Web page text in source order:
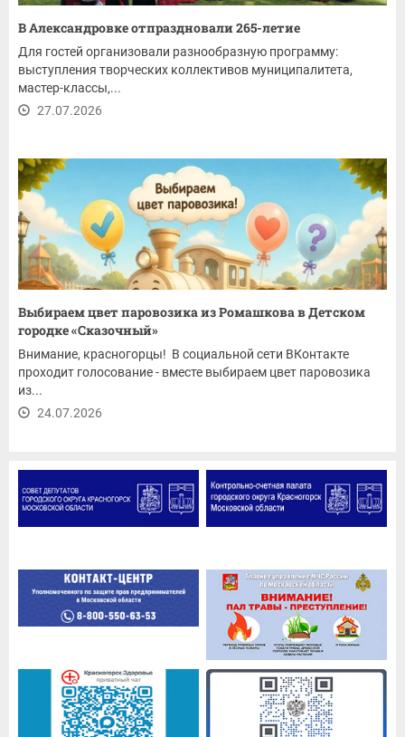
В Александровке отпраздновали 265-летие
Для гостей организовали разнообразную программу:
выступления творческих коллективов муниципалитета,
мастер-классы,...
27.07.2026
Выбираем цвет паровозика из Ромашкова в Детском
городке «Сказочный»
Внимание, красногорцы! В социальной сети ВКонтакте
проходит голосование - вместе выбираем цвет паровозика
из...
24.07.2026